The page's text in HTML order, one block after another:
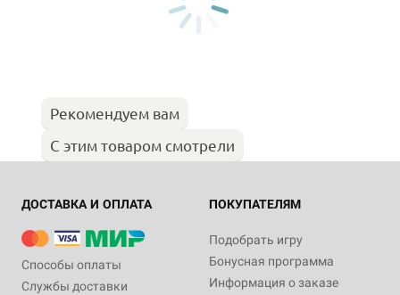
Рекомендуем вам
С этим товаром смотрели
ДОСТАВКА И ОПЛАТА
Способы оплаты
Службы доставки
ПОКУПАТЕЛЯМ
Подобрать игру
Бонусная программа
Информация о заказе